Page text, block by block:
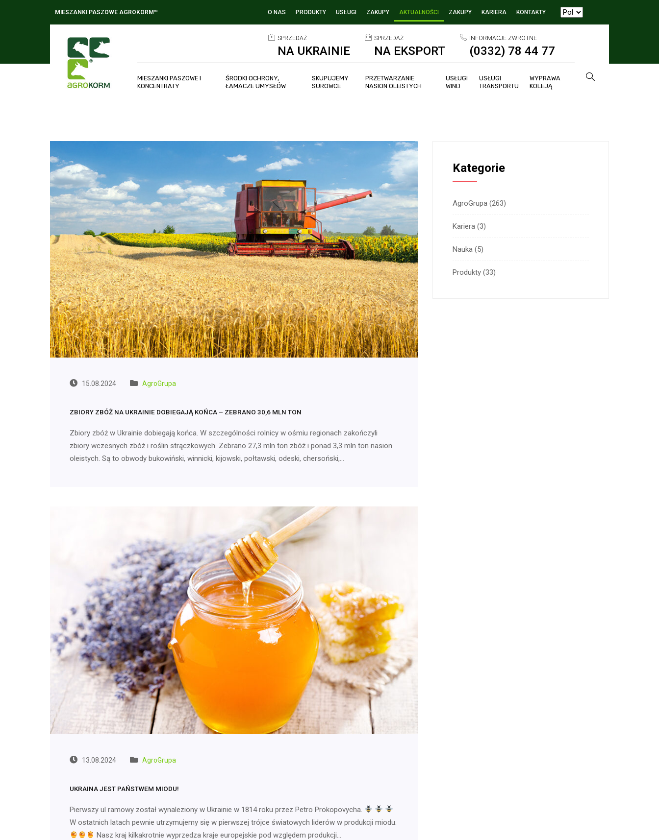
MIESZANKI PASZOWE AGROKORM™ O NAS PRODUKTY USŁUGI ZAKUPY AKTUALNOŚCI ZAKUPY KARIERA KONTAKTY
SPRZEDAŻ
NA UKRAINIE
SPRZEDAŻ
NA EKSPORT
INFORMACJE ZWROTNE
(0332) 78 44 77
MIESZANKI PASZOWE I
KONCENTRATY
ŚRODKI OCHRONY,
ŁAMACZE UMYSŁÓW
SKUPUJEMY
SUROWCE
PRZETWARZANIE
NASION OLEISTYCH
USŁUGI
WIND
USŁUGI
TRANSPORTU
WYPRAWA
KOLEJĄ
15.08.2024 AgroGrupa
ZBIORY ZBÓŻ NA UKRAINIE DOBIEGAJĄ KOŃCA – ZEBRANO 30,6 MLN TON
Zbiory zbóż w Ukrainie dobiegają końca. W szczególności rolnicy w ośmiu regionach zakończyli
zbiory wczesnych zbóż i roślin strączkowych. Zebrano 27,3 mln ton zbóż i ponad 3,3 mln ton nasion
oleistych. Są to obwody bukowiński, winnicki, kijowski, połtawski, odeski, chersoński,…
13.08.2024 AgroGrupa
UKRAINA JEST PAŃSTWEM MIODU!
Pierwszy ul ramowy został wynaleziony w Ukrainie w 1814 roku przez Petro Prokopovycha.
W ostatnich latach pewnie utrzymujemy się w pierwszej trójce światowych liderów w produkcji miodu.
Nasz kraj kilkakrotnie wyprzedza kraje europejskie pod względem produkcji…
Kategorie
AgroGrupa (263)
Kariera (3)
Nauka (5)
Produkty (33)